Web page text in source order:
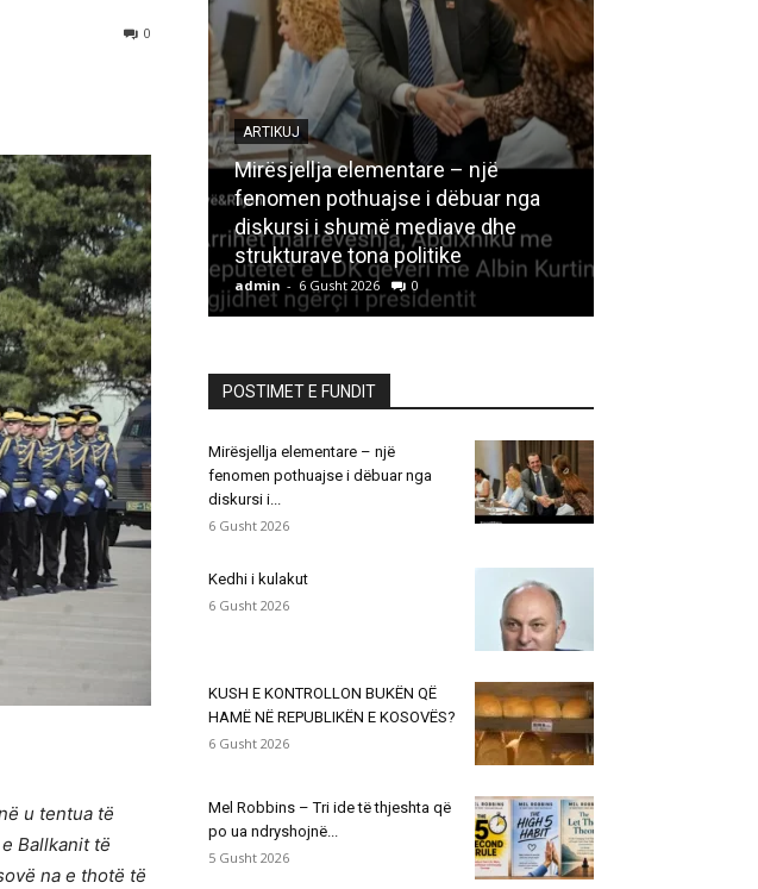
0
u tentua të
Ballkanit të
na e thotë të
ARTIKUJ
Mirësjellja elementare – një
fenomen pothuajse i dëbuar nga
diskursi i shumë mediave dhe
strukturave tona politike
admin - 6 Gusht 2026 0
POSTIMET E FUNDIT
Mirësjellja elementare – një
fenomen pothuajse i dëbuar nga
diskursi i...
6 Gusht 2026
Kedhi i kulakut
6 Gusht 2026
KUSH E KONTROLLON BUKËN QË
HAMË NË REPUBLIKËN E KOSOVËS?
6 Gusht 2026
Mel Robbins – Tri ide të thjeshta që
po ua ndryshojnë...
5 Gusht 2026